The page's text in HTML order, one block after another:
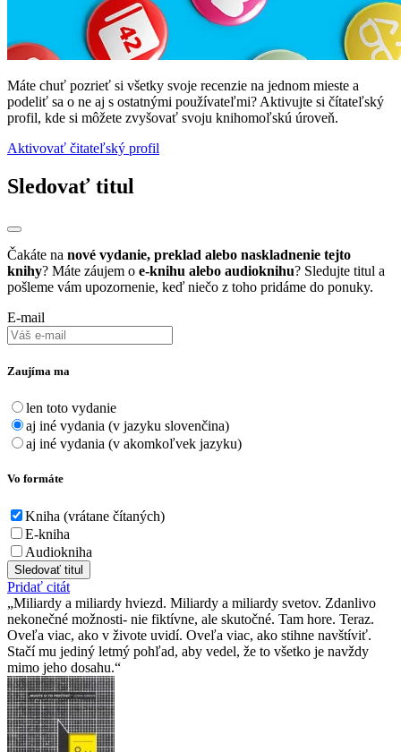
Máte chuť pozrieť si všetky svoje recenzie na jednom mieste a
podeliť sa o ne aj s ostatnými používateľmi? Aktivujte si čítateľský
profil, kde si môžete zvyšovať svoju knihomoľskú úroveň.
Aktivovať čitateľský profil
Sledovať titul
Čakáte na nové vydanie, preklad alebo naskladnenie tejto
knihy? Máte záujem o e-knihu alebo audioknihu? Sledujte titul a
pošleme vám upozornenie, keď niečo z toho pridáme do ponuky.
E-mail
Zaujíma ma
len toto vydanie
aj iné vydania (v jazyku slovenčina)
aj iné vydania (v akomkoľvek jazyku)
Vo formáte
Kniha (vrátane čítaných)
E-kniha
Audiokniha
Sledovať titul
Pridať citát
Miliardy a miliardy hviezd. Miliardy a miliardy svetov. Zdanlivo
nekonečné možnosti- nie fiktívne, ale skutočné. Tam hore. Teraz.
Oveľa viac, ako v živote uvidí. Oveľa viac, ako stihne navštíviť.
Stačí mu jediný letmý pohľad, aby vedel, že to všetko je navždy
mimo jeho dosahu.